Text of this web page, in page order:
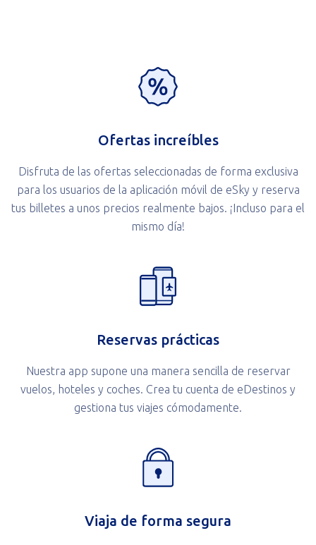
Ofertas increíbles
Disfruta de las ofertas seleccionadas de forma exclusiva
para los usuarios de la aplicación móvil de eSky y reserva
tus billetes a unos precios realmente bajos. ¡Incluso para el
mismo día!
Reservas prácticas
Nuestra app supone una manera sencilla de reservar
vuelos, hoteles y coches. Crea tu cuenta de eDestinos y
gestiona tus viajes cómodamente.
Viaja de forma segura